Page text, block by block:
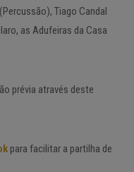
Tiago Candal
as Adufeiras da Casa
prévia através deste
para facilitar a partilha de